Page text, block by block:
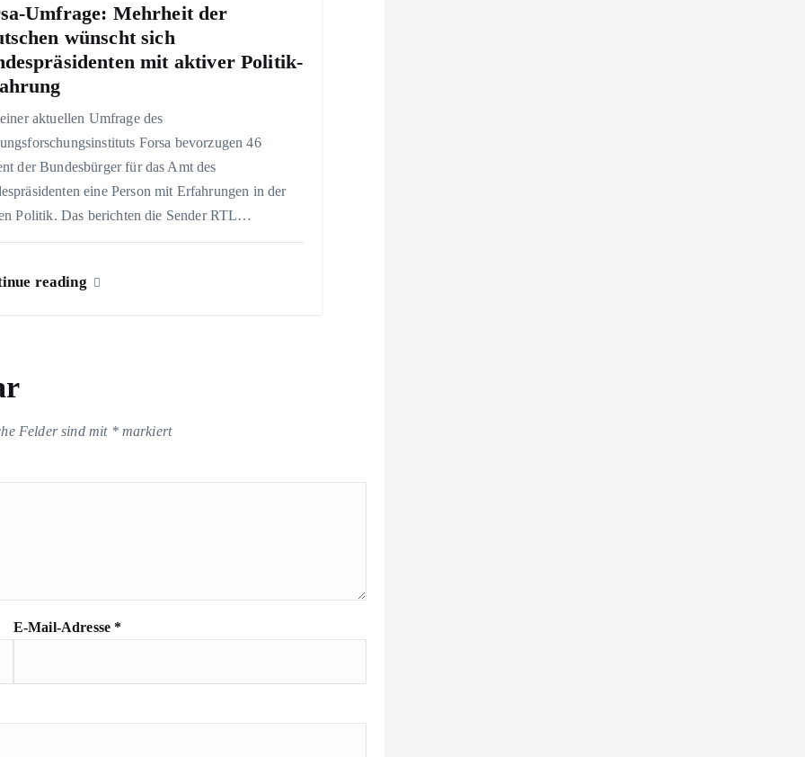
Umfrage: Mehrheit der
wünscht sich
mit aktiver Politik-
aktuellen Umfrage des
Forsa bevorzugen 46
der Bundesbürger für das Amt des
eine Person mit Erfahrungen in der
Politik. Das berichten die Sender RTL…
reading
Felder sind mit *markiert
E-Mail-Adresse *